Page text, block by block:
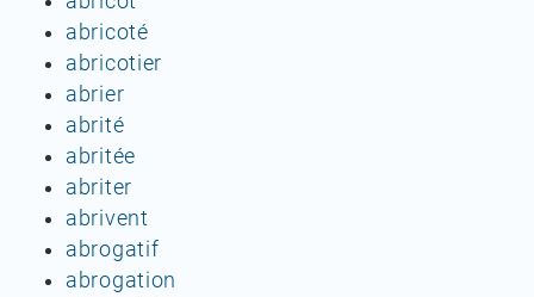
abricoté
abricotier
abrier
abrité
abritée
abriter
abrivent
abrogatif
abrogation